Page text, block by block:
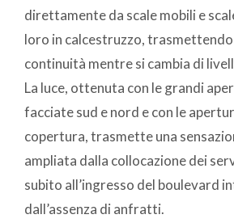
direttamente da scale mobili e
loro in calcestruzzo, trasmettendo
continuità mentre si cambia di
La luce, ottenuta con le grandi
facciate sud e nord e con le
copertura, trasmette una
ampliata dalla collocazione dei
subito all’ingresso del boulevard
dall’assenza di anfratti.